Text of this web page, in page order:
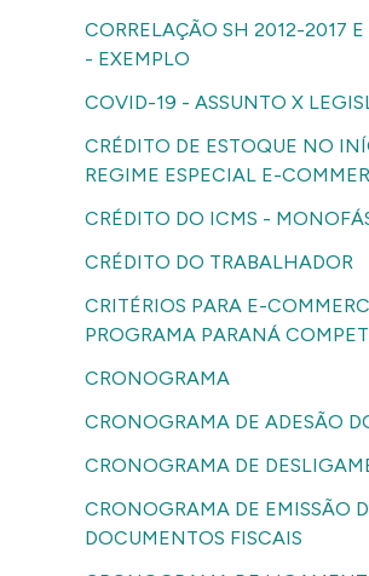
CORRELAÇÃO SH 2012-2017
- EXEMPLO
COVID-19 - ASSUNTO X
CRÉDITO DE ESTOQUE NO
REGIME ESPECIAL E-
CRÉDITO DO ICMS -
CRÉDITO DO TRABALHADOR
CRITÉRIOS PARA E-
PROGRAMA PARANÁ
CRONOGRAMA
CRONOGRAMA DE ADESÃO
CRONOGRAMA DE
CRONOGRAMA DE EMISSÃO
DOCUMENTOS FISCAIS